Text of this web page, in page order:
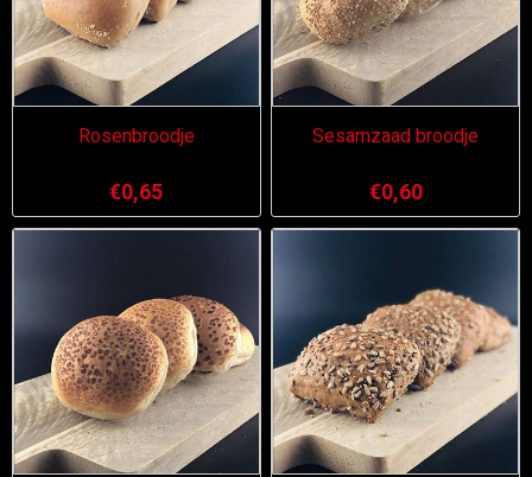
Rosenbroodje
€0,65
Sesamzaad broodje
€0,60